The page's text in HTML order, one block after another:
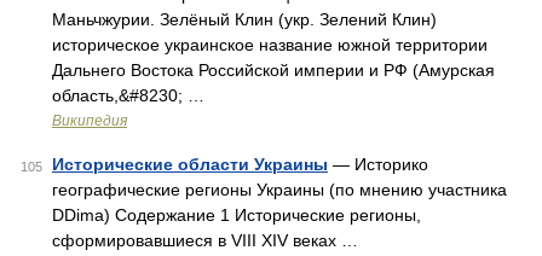
Маньчжурии. Зелёный Клин (укр. Зелений Клин)
историческое украинское название южной территории
Дальнего Востока Российской империи и РФ (Амурская
область,&#8230; …
Википедия
105 Исторические области Украины — Историко
географические регионы Украины (по мнению участника
DDima) Содержание 1 Исторические регионы,
сформировавшиеся в VIII XIV веках …